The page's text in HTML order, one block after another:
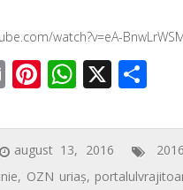
watch?v=eA-
E
ail
Pi
er
e
W
at
s
X
ta
je
august 13, 2016 2016
, OZN uriaş,